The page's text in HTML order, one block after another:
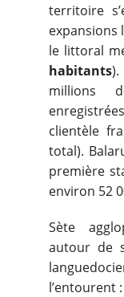
territoire
expansions
le littoral
habitants).
millions
clientèle
total).
première
environ 52
Sète
autour de
l’entourent :